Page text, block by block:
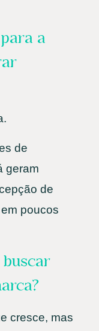
a
de
geram
de
poucos
buscar
cresce, mas